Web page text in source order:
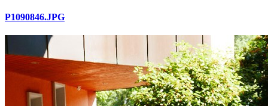
P1090846.JPG